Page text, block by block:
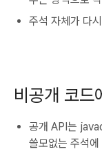
주석 자체가 다
비공개 코
공개 API는
쓸모없는 주석에